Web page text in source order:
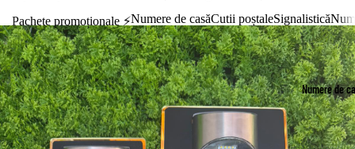
Numere de
Pachete promoționale ⚡️Numere de casăCutii poștaleSignalistică